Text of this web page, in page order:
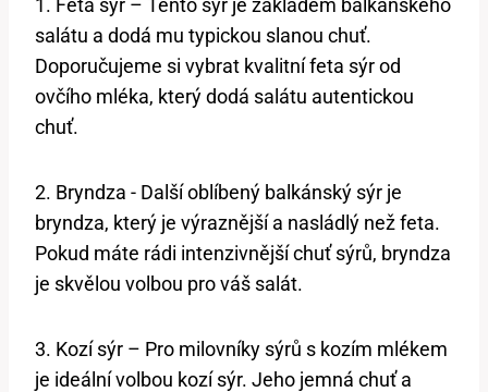
1. Feta sýr⁣ – Tento sýr je základem balkánského
salátu a dodá ‌mu ⁣typickou slanou chuť.
Doporučujeme si vybrat kvalitní feta sýr od
‍ovčího mléka, který dodá salátu autentickou
chuť.
2. Bryndza ⁤- Další oblíbený balkánský sýr je
bryndza, který je ⁢výraznější a nasládlý než feta.
Pokud máte rádi intenzivnější chuť sýrů,⁣ bryndza
je skvělou volbou ⁣pro váš salát.
3. Kozí ‌sýr​ – Pro milovníky sýrů s kozím mlékem
je ideální volbou kozí sýr. Jeho jemná chuť a